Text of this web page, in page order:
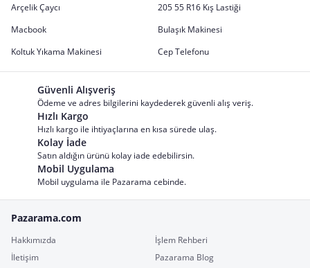
Arçelik Çaycı
205 55 R16 Kış Lastiği
Macbook
Bulaşık Makinesi
Koltuk Yıkama Makinesi
Cep Telefonu
Güvenli Alışveriş
Ödeme ve adres bilgilerini kaydederek güvenli alış veriş.
Hızlı Kargo
Hızlı kargo ile ihtiyaçlarına en kısa sürede ulaş.
Kolay İade
Satın aldığın ürünü kolay iade edebilirsin.
Mobil Uygulama
Mobil uygulama ile Pazarama cebinde.
Pazarama.com
Hakkımızda
İşlem Rehberi
İletişim
Pazarama Blog